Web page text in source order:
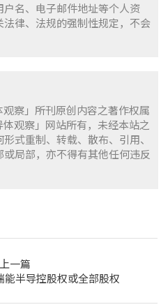
名、电子邮件地址等个人资
律、法规的强制性规定，不会
观察」所刊原创内容之著作权属
观察」网站所有，未经本站之
式重制、转载、散布、引用、
局部，亦不得有其他任何违反
上一篇
能半导控股权或全部股权